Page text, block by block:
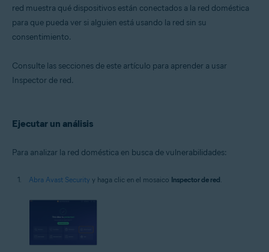
Microsoft Windows 10 Home/Pro/Enterprise/Education - 32 o 64 bits
Microsoft Windows 8/Pro/Enterprise - 32 o 64 bits
Microsoft Windows 7 Home Basic/Home
Apple macOS 14.x (Sonoma)
Apple macOS 10.15.x (Catalina)
Apple macOS 10.12.x (Sierra)
red muestra qué dispositivos están conectados a la red doméstica
para que pueda ver si alguien está usando la red sin su
consentimiento.
Consulte las secciones de este artículo para aprender a usar
Inspector de red.
Ejecutar un análisis
Para analizar la red doméstica en busca de vulnerabilidades:
Abra Avast Security y haga clic en el mosaico Inspector de red.